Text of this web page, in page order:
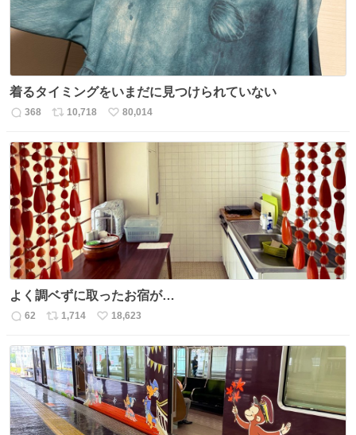
着るタイミングをいまだに見つけられていない
返
数
368
リ
ス
ト
数
10,718
い
80,014
よく調ベずに取ったお宿が…
返
数
62
リ
ス
ト
数
1,714
い
ね
数
18,623